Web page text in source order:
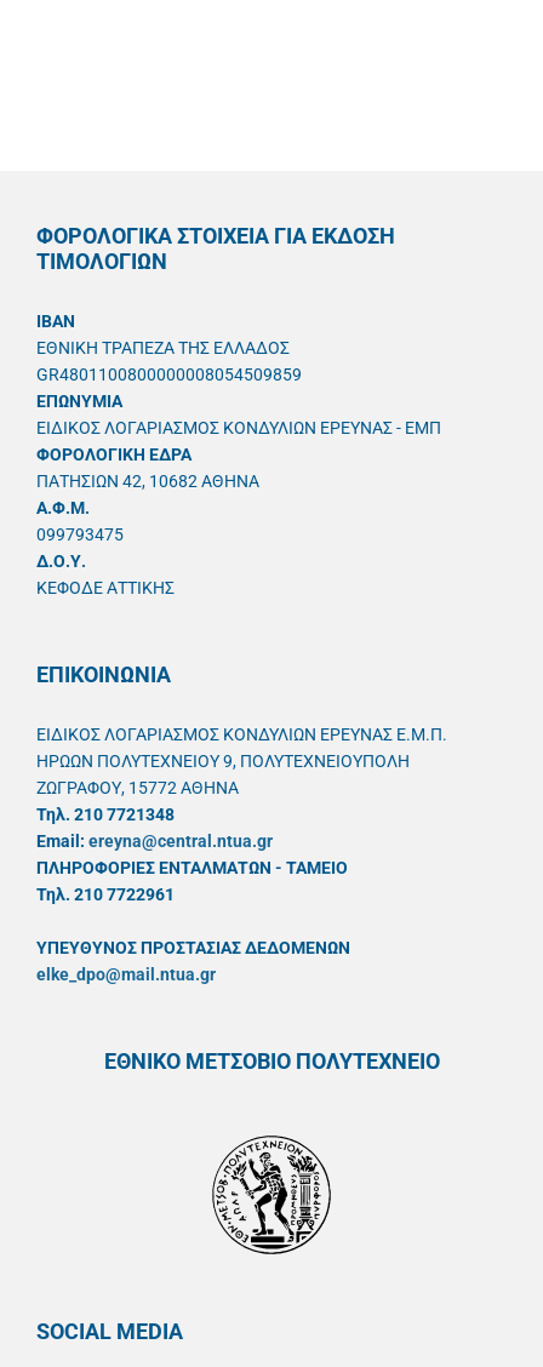
ΦΟΡΟΛΟΓΙΚΑ ΣΤΟΙΧΕΙΑ ΓΙΑ ΕΚΔΟΣΗ
ΤΙΜΟΛΟΓΙΩΝ
IBAN
ΕΘΝΙΚΗ ΤΡΑΠΕΖΑ ΤΗΣ ΕΛΛΑΔΟΣ
GR4801100800000008054509859
ΕΠΩΝΥΜΙΑ
ΕΙΔΙΚΟΣ ΛΟΓΑΡΙΑΣΜΟΣ ΚΟΝΔΥΛΙΩΝ ΕΡΕΥΝΑΣ - ΕΜΠ
ΦΟΡΟΛΟΓΙΚΗ ΕΔΡΑ
ΠΑΤΗΣΙΩΝ 42, 10682 ΑΘΗΝΑ
A.Φ.Μ.
099793475
Δ.Ο.Υ.
ΚΕΦΟΔΕ ΑΤΤΙΚΗΣ
ΕΠΙΚΟΙΝΩΝΙΑ
ΕΙΔΙΚΟΣ ΛΟΓΑΡΙΑΣΜΟΣ ΚΟΝΔΥΛΙΩΝ ΕΡΕΥΝΑΣ Ε.Μ.Π.
ΗΡΩΩΝ ΠΟΛΥΤΕΧΝΕΙΟΥ 9, ΠΟΛΥΤΕΧΝΕΙΟΥΠΟΛΗ
ΖΩΓΡΑΦΟΥ, 15772 ΑΘΗΝΑ
Τηλ. 210 7721348
Email: ereyna@central.ntua.gr
ΠΛΗΡΟΦΟΡΙΕΣ ΕΝΤΑΛΜΑΤΩΝ - ΤΑΜΕΙΟ
Τηλ. 210 7722961
ΥΠΕΥΘYΝΟΣ ΠΡΟΣΤΑΣΙΑΣ ΔΕΔΟΜΕΝΩΝ
elke_dpo@mail.ntua.gr
ΕΘΝΙΚΟ ΜΕΤΣΟΒΙΟ ΠΟΛΥΤΕΧΝΕΙΟ
SOCIAL MEDIA